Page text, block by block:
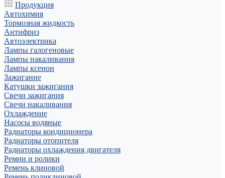
Продукция
Автохимия
Тормозная жидкость
Антифриз
Автоэлектрика
Лампы галогеновые
Лампы накаливания
Лампы ксенон
Зажигание
Катушки зажигания
Свечи зажигания
Свечи накаливания
Охлаждение
Насосы водяные
Радиаторы кондиционера
Радиаторы отопителя
Радиаторы охлаждения двигателя
Ремни и ролики
Ремень клиновой